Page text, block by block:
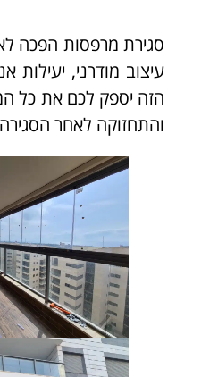
סגירת מרפסות הפכה
עיצוב מודרני,
הזה יספק לכם את כל
והתחזוקה לאחר